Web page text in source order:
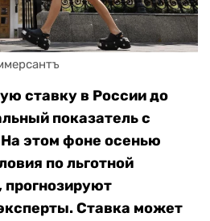
ставку в России до
показатель с
этом фоне осенью
по льготной
прогнозируют
Ставка может